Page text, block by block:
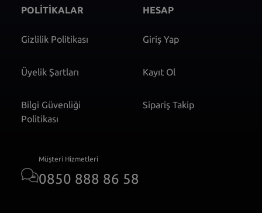
POLİTİKALAR
Gizlilik Politikası
Üyelik Şartları
Bilgi Güvenliği
Politikası
HESAP
Giriş Yap
Kayıt Ol
Sipariş Takip
Müşteri Hizmetleri
0850 888 86 58